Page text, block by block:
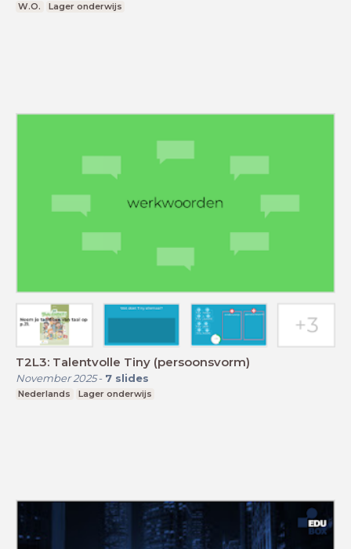
W.O. Lager onderwijs
T2L3: Talentvolle Tiny (persoonsvorm)
November 2025- 7 slides
Nederlands Lager onderwijs